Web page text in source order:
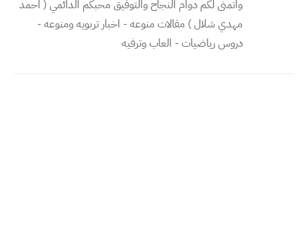
واتمنى لكم دوام النجاح والتوفيق محبكم الدائمي ( احمد
مهدي شلال ) مقالات منوعه - اخبار تربويه ومنوعه -
دروس رياضيات - العاب وترفيه